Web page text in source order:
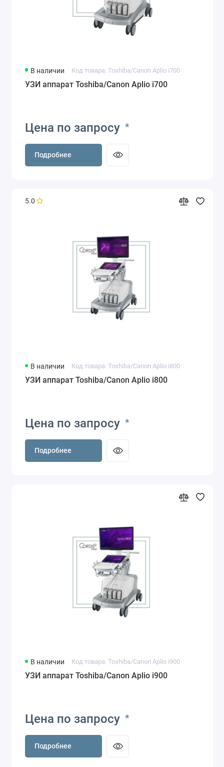
В наличии Код товара: Toshiba/Canon Aplio i700
УЗИ аппарат Toshiba/Canon Aplio i700
Цена по запросу *
Подробнее
5.0
В наличии Код товара: Toshiba/Canon Aplio i800
УЗИ аппарат Toshiba/Canon Aplio i800
Цена по запросу *
Подробнее
В наличии Код товара: Toshiba/Canon Aplio i900
УЗИ аппарат Toshiba/Canon Aplio i900
Цена по запросу *
Подробнее